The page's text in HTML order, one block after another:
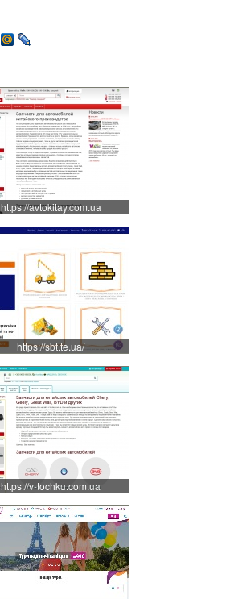
https://avtokitay.com.ua
https://sbt.te.ua/
https://v-tochku.com.ua